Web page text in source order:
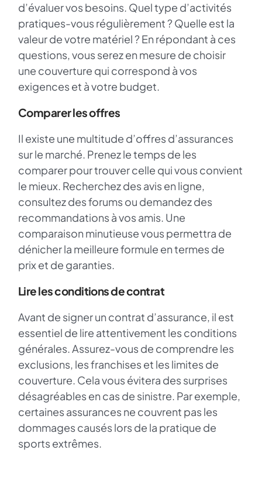
d’évaluer vos besoins. Quel type d’activités
pratiques-vous régulièrement ? Quelle est la
valeur de votre matériel ? En répondant à ces
questions, vous serez en mesure de choisir
une couverture qui correspond à vos
exigences et à votre budget.
Comparer les offres
Il existe une multitude d’offres d’assurances
sur le marché. Prenez le temps de les
comparer pour trouver celle qui vous convient
le mieux. Recherchez des avis en ligne,
consultez des forums ou demandez des
recommandations à vos amis. Une
comparaison minutieuse vous permettra de
dénicher la meilleure formule en termes de
prix et de garanties.
Lire les conditions de contrat
Avant de signer un contrat d’assurance, il est
essentiel de lire attentivement les conditions
générales. Assurez-vous de comprendre les
exclusions, les franchises et les limites de
couverture. Cela vous évitera des surprises
désagréables en cas de sinistre. Par exemple,
certaines assurances ne couvrent pas les
dommages causés lors de la pratique de
sports extrêmes.